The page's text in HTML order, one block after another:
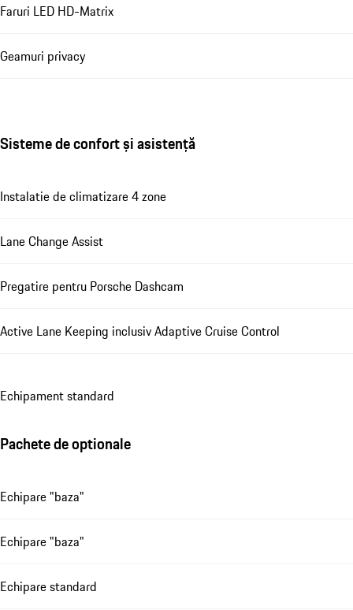
Faruri LED HD-Matrix
Geamuri privacy
Sisteme de confort și asistență
Instalatie de climatizare 4 zone
Lane Change Assist
Pregatire pentru Porsche Dashcam
Active Lane Keeping inclusiv Adaptive Cruise Control
Echipament standard
Pachete de optionale
Echipare "baza"
Echipare "baza"
Echipare standard